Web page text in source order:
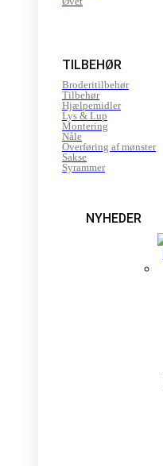
TILBEHØR
Broderitilbehør
Tilbehør
Hjælpemidler
Lys & Lup
Montering
Nåle
Overføring af mønster
Sakse
Syrammer
NYHEDER